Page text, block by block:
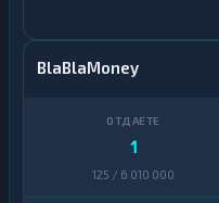
BlaBlaMoney
1
125 / 6 010 000